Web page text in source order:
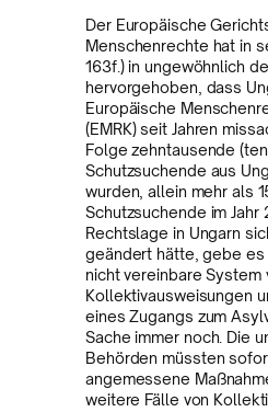
Der Europäische
Menschenrechte hat in
163f.) in ungewöhnlich
hervorgehoben, dass
Europäische
(EMRK) seit Jahren
Folge zehntausende
Schutzsuchende aus
wurden, allein mehr als
Schutzsuchende im Jahr
Rechtslage in Ungarn
geändert hätte, gebe es
nicht vereinbare System
Kollektivausweisungen
eines Zugangs zum
Sache immer noch. Die
Behörden müssten
angemessene
weitere Fälle von